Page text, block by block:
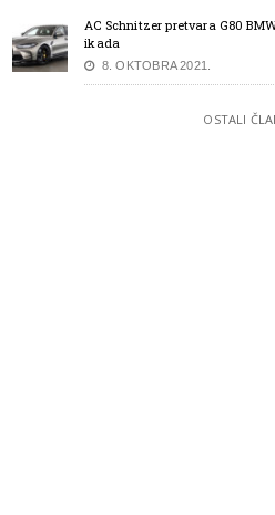
AC Schnitzer pretvara G80
ikada
8. OKTOBRA 2021.
OSTALI